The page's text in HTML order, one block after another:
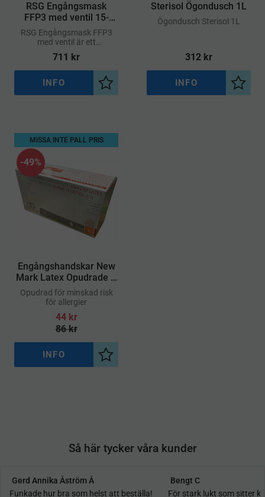
​RSG Engångsmask
FFP3 med ventil 15-
pack
RSG Engångsmask FFP3
med ventil är ett
andningsskydd med högsta
skyddsklass
711 kr
Lägg till i önskelista
INFO
Sterisol Ögondusch 1L
​Ögondusch Sterisol 1L
312 kr
Lägg
INFO
​Engångshandskar New
Mark Latex Opudrade S
100st
Opudrad för minskad risk
för allergier
44kr
86kr
49%
MISSA INTE PALL PRIS
Lägg till i önskelista
INFO
Så här tycker våra kunder